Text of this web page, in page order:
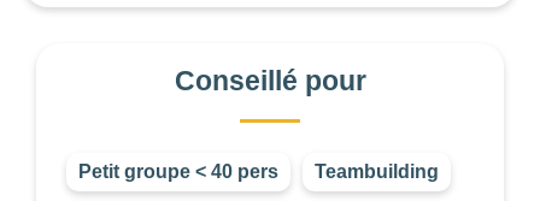
Conseillé pour
Petit groupe < 40 pers Teambuilding
OUVERTURE
BUDGET DE LA PRESTATION